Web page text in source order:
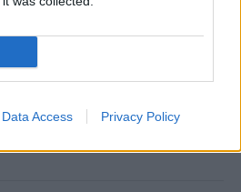
Data Access Privacy Policy
η φιλοξενία των Αλβανών
για τηλεοπτική κάλυψη
και Καλαμάτα